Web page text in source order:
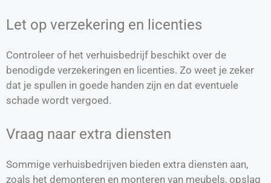
Let op verzekering en licenties
Controleer of het verhuisbedrijf beschikt over de
benodigde verzekeringen en licenties. Zo weet je zeker
dat je spullen in goede handen zijn en dat eventuele
schade wordt vergoed.
Vraag naar extra diensten
Sommige verhuisbedrijven bieden extra diensten aan,
zoals het demonteren en monteren van meubels, opslag